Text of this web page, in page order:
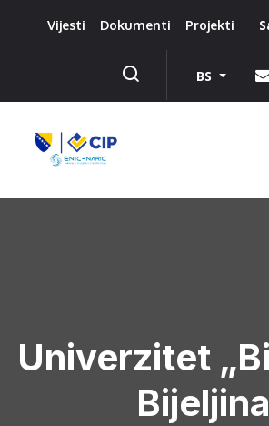
Vijesti Dokumenti Projekti
BS
Univerzitet
Bijeljina